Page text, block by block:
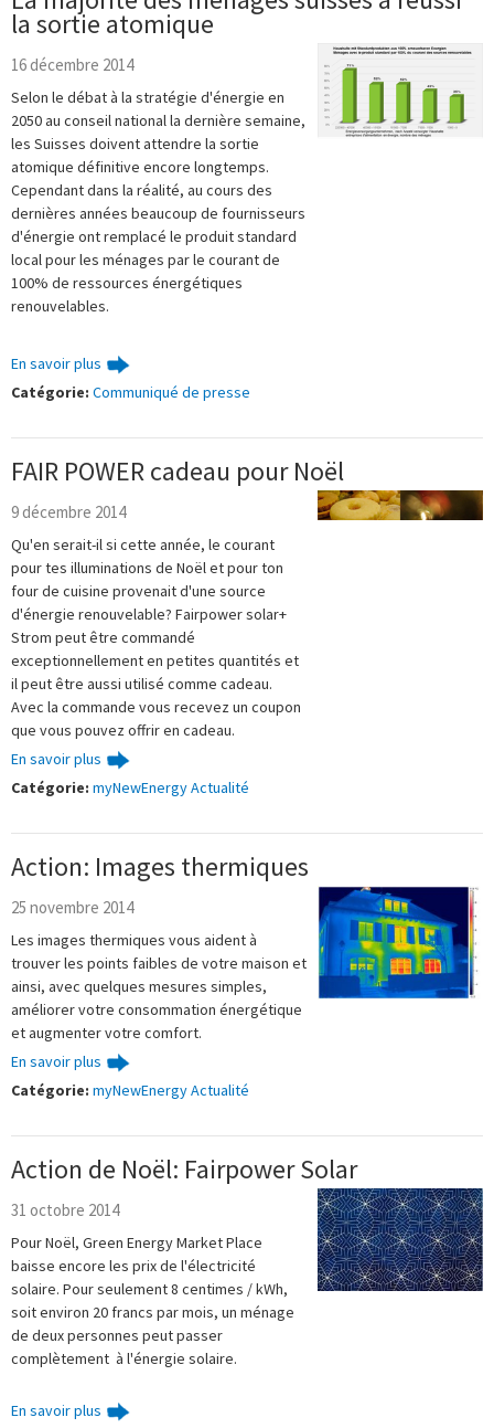
la sortie atomique
16 décembre 2014
Selon le débat à la stratégie d'énergie en
2050 au conseil national la dernière semaine,
les Suisses doivent attendre la sortie
atomique définitive encore longtemps.
Cependant dans la réalité, au cours des
dernières années beaucoup de fournisseurs
d'énergie ont remplacé le produit standard
local pour les ménages par le courant de
100% de ressources énergétiques
renouvelables.
En savoir plus
Catégorie: Communiqué de presse
FAIR POWER cadeau pour Noël
9 décembre 2014
Qu'en serait-il si cette année, le courant
pour tes illuminations de Noël et pour ton
four de cuisine provenait d'une source
d'énergie renouvelable? Fairpower solar+
Strom peut être commandé
exceptionnellement en petites quantités et
il peut être aussi utilisé comme cadeau.
Avec la commande vous recevez un coupon
que vous pouvez offrir en cadeau.
En savoir plus
Catégorie: myNewEnergy Actualité
Action: Images thermiques
25 novembre 2014
Les images thermiques vous aident à
trouver les points faibles de votre maison et
ainsi, avec quelques mesures simples,
améliorer votre consommation énergétique
et augmenter votre comfort.
En savoir plus
Catégorie: myNewEnergy Actualité
Action de Noël: Fairpower Solar
31 octobre 2014
Pour Noël, Green Energy Market Place
baisse encore les prix de l'électricité
solaire. Pour seulement 8 centimes / kWh,
soit environ 20 francs par mois, un ménage
de deux personnes peut passer
complètement à l'énergie solaire.
En savoir plus